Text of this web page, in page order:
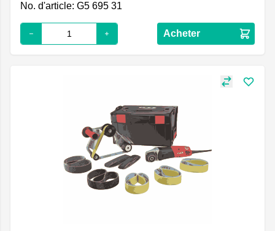
No. d'article: G5 695 31
Acheter